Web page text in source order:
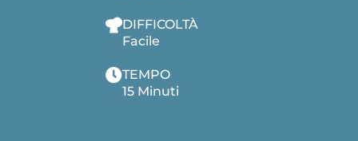
DIFFICOLTÀ
Facile
TEMPO
15 Minuti